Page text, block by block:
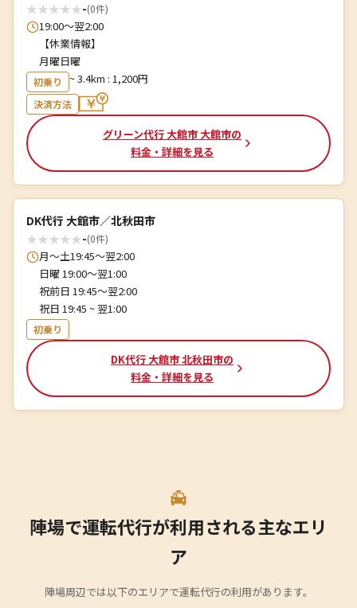
★★★★★-(0件)
19:00～翌2:00
【休業情報】
月曜日曜
初乗り ~ 3.4km : 1,200円
決済方法
グリーン代行 大館市 大館市の
料金・詳細を見る
DK代行 大館市／北秋田市
★★★★★-(0件)
月～土19:45～翌2:00
日曜 19:00～翌1:00
祝前日 19:45～翌2:00
祝日 19:45 ~ 翌1:00
初乗り
DK代行 大館市 北秋田市の
料金・詳細を見る
陣場で運転代行が利用される主なエリ
ア
陣場周辺では以下のエリアで運転代行の利用があります。